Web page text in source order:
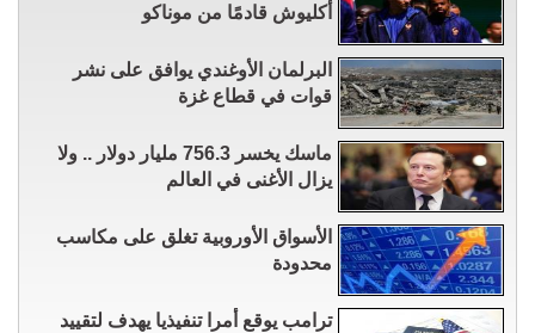
أكليوش قادمًا من موناكو
البرلمان الأوغندي يوافق على نشر
قوات في قطاع غزة
ماسك يخسر 756.3 مليار دولار .. ولا
يزال الأغنى في العالم
الأسواق الأوروبية تغلق على مكاسب
محدودة
ترامب يوقع أمرا تنفيذيا يهدف لتقييد